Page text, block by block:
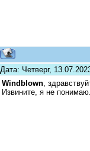
Дата: Четверг,
Windblown ,
Извините, я не понимаю.